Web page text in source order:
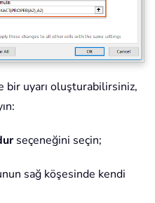
bir uyarı oluşturabilirsiniz,
seçeneğini seçin;
sağ köşesinde kendi